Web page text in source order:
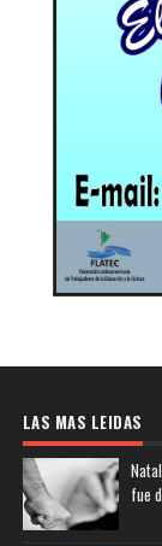
LAS MAS LEIDAS
fue